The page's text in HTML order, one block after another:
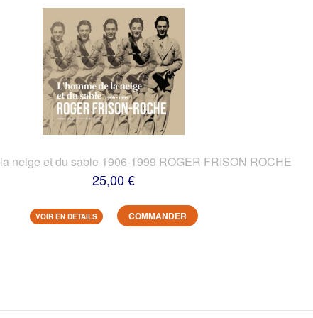
neige et du sable 1906-1999 ROGER FRISON ROCHE
25,00 €
VOIR EN DETAILS COMMANDER